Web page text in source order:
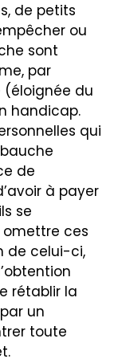
de petits
ou
sont
par
(éloignée du
handicap.
qui
de
à payer
se
omettre ces
de celui-ci,
rétablir la
un
toute